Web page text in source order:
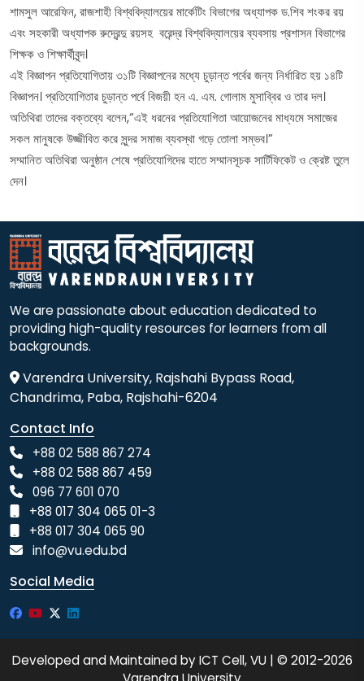
শামসুল আরেফিন, রাজশাহী বিশ্ববিদ্যালয়ের মার্কেটিং বিভাগের অধ্যাপক ড.শিব শংকর রয়
এবং সহকারী অধ্যাপক রুদ্রেন্দু রয়সহ বরেন্দ্র বিশ্ববিদ্যালয়ের ব্যবসায় প্রশাসন বিভাগের
শিক্ষক ও শিক্ষার্থীবৃন্দ।
এই বিজ্ঞাপন প্রতিযোগিতায় ৩১টি বিজ্ঞাপনের মধ্যে চুড়ান্ত পর্বের জন্য নির্ধারিত হয় ১৪টি
বিজ্ঞাপন। প্রতিযোগিতার চুড়ান্ত পর্বে বিজয়ী হন এ. এম. গোলাম মুসাব্বির ও তার দল।
অতিথিরা তাদের বক্তব্যে বলেন,“এই ধরনের প্রতিযোগিতা আয়োজনের মাধ্যমে সমাজের
সকল মানুষকে উজ্জীবিত করে সুন্দর সমাজ ব্যবস্থা গড়ে তোলা সম্ভব।”
সম্মানিত অতিথিরা অনুষ্ঠান শেষে প্রতিযোগিদের হাতে সম্মানসূচক সার্টিফিকেট ও ক্রেষ্ট তুলে
দেন।
We are passionate about education dedicated to
providing high-quality resources for learners from all
backgrounds.
Varendra University, Rajshahi Bypass Road,
Chandrima, Paba, Rajshahi-6204
Contact Info
+88 02 588 867 274
+88 02 588 867 459
096 77 601 070
+88 017 304 065 01-3
+88 017 304 065 90
info@vu.edu.bd
Social Media
Developed and Maintained by ICT Cell, VU | © 2012-2026